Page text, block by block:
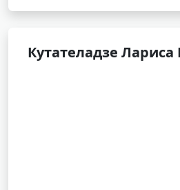
Кутателадзе